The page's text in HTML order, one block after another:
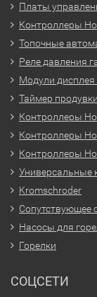
Платы
Контроллеры
Топочные
Реле давления
Модули дисплея
Таймер
Контроллеры
Контроллеры
Контроллеры
Универсальные
Kromschroder
Сопутствующее
Насосы для
Горелки
СОЦСЕТИ